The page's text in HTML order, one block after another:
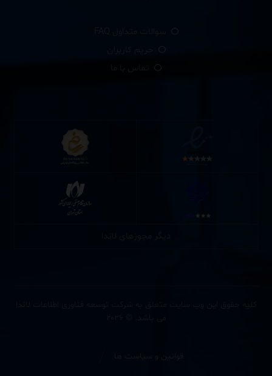
سوالات متداول FAQ
حریم کاربران
دیگر مجوزهای لاندا
کلیه حقوق این وب سایت متعلق به شرکت توسعه فناوری اطلاعات لاندا
قوانین و سیاست ها